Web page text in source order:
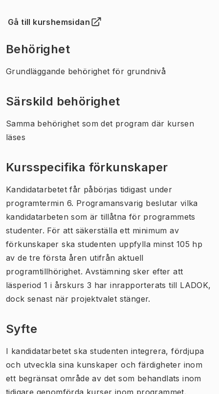
Gå till kurshemsidan
(Öppnas i ny flik)
Behörighet
Grundläggande behörighet för grundnivå
Särskild behörighet
Samma behörighet som det program där kursen
läses
Kursspecifika förkunskaper
Kandidatarbetet får påbörjas tidigast under
programtermin 6. Programansvarig beslutar vilka
kandidatarbeten som är tillåtna för programmets
studenter. För att säkerställa ett minimum av
förkunskaper ska studenten uppfylla minst 105 hp
av de tre första åren utifrån aktuell
programtillhörighet. Avstämning sker efter att
läsperiod 1 i årskurs 3 har inrapporterats till LADOK,
dock senast när projektvalet stänger.
Syfte
I kandidatarbetet ska studenten integrera, fördjupa
och utveckla sina kunskaper och färdigheter inom
ett begränsat område av det som behandlats inom
tidigare genomförda kurser inom programmet.